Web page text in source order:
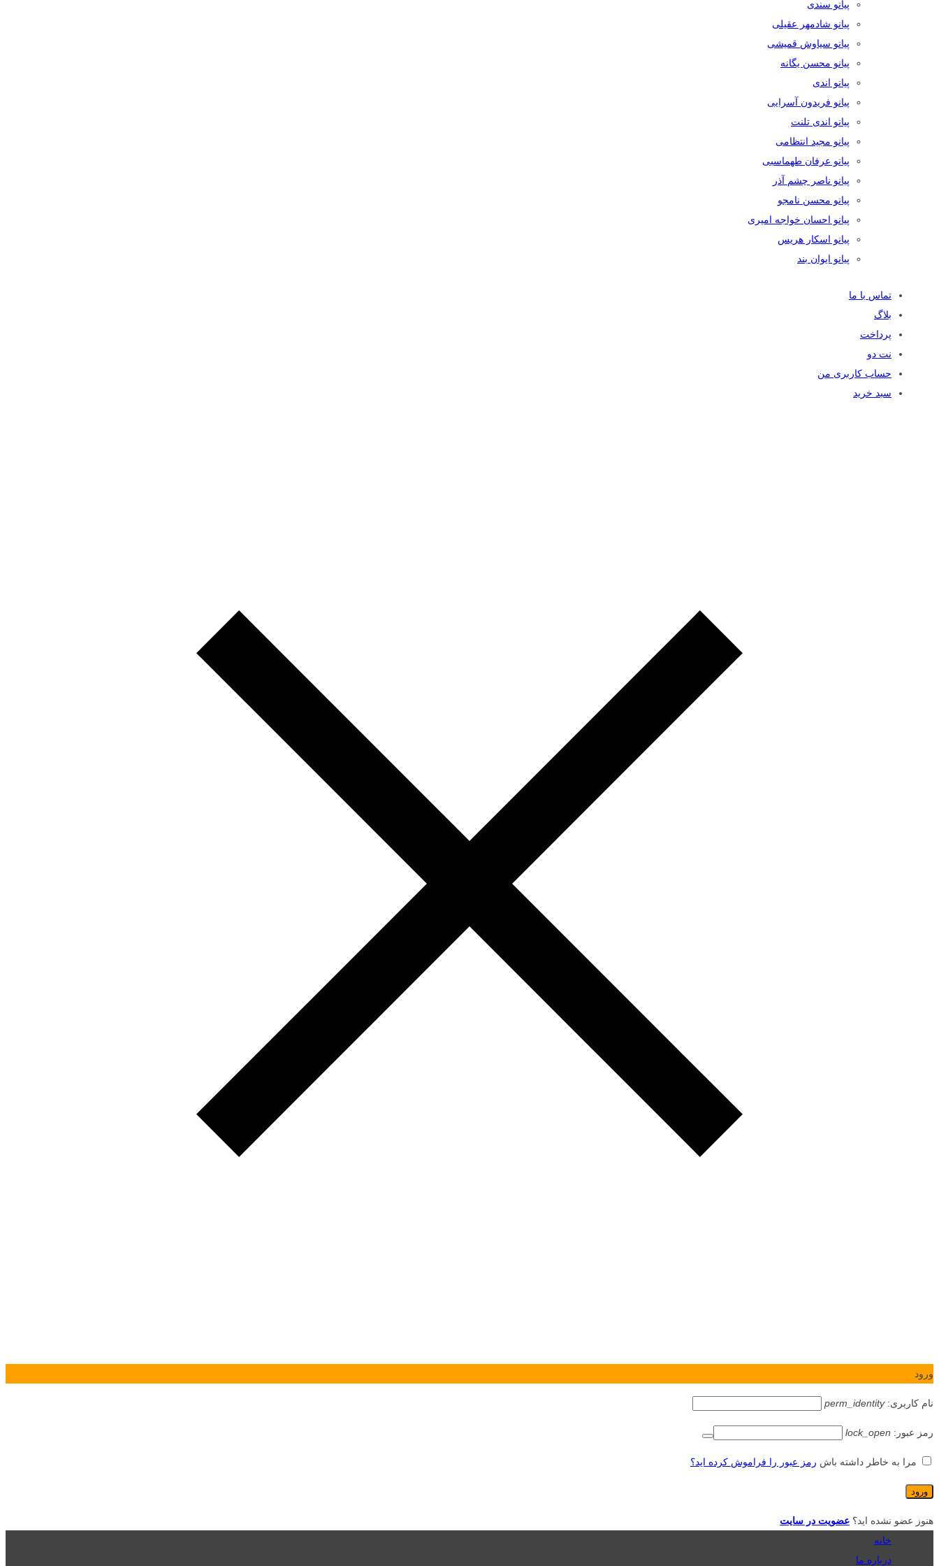
پیانو سندی
پیانو شادمهر عقیلی
پیانو سیاوش قمیشی
پیانو محسن یگانه
پیانو اندی
پیانو فریدون آسرایی
پیانو اندی تلنت
پیانو مجید انتظامی
پیانو عرفان طهماسبی
پیانو ناصر چشم آذر
پیانو محسن نامجو
پیانو احسان خواجه امیری
پیانو اسکار هریس
پیانو ایوان بند
تماس با ما
بلاگ
پرداخت
نت دو
حساب کاربری من
سبد خرید
ورود
نام کاربری:perm_identity
رمز عبور: lock_open
مرا به خاطر داشته باش رمز عبور را فراموش کرده اید؟
هنوز عضو نشده اید؟ عضویت در سایت
خانه
درباره ما